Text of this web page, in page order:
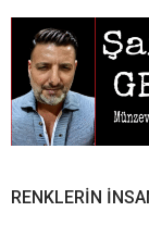
RENKLERİN